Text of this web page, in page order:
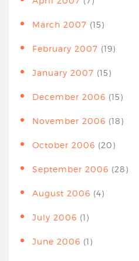
March 2007 (15)
February 2007 (19)
January 2007 (15)
December 2006 (15)
November 2006 (18)
October 2006 (20)
September 2006 (28)
August 2006 (4)
July 2006 (1)
June 2006 (1)